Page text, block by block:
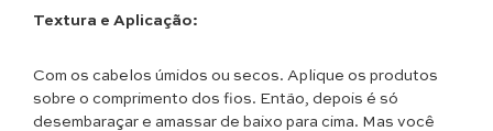
Textura e Aplicação:
Com os cabelos úmidos ou secos. Aplique os produtos
sobre o comprimento dos fios. Então, depois é só
desembaraçar e amassar de baixo para cima. Mas você